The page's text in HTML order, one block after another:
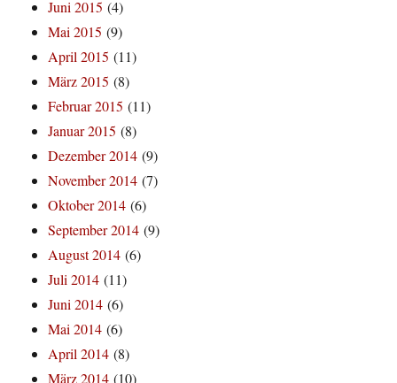
Juni 2015 (4)
Mai 2015 (9)
April 2015 (11)
März 2015 (8)
Februar 2015 (11)
Januar 2015 (8)
Dezember 2014 (9)
November 2014 (7)
Oktober 2014 (6)
September 2014 (9)
August 2014 (6)
Juli 2014 (11)
Juni 2014 (6)
Mai 2014 (6)
April 2014 (8)
März 2014 (10)